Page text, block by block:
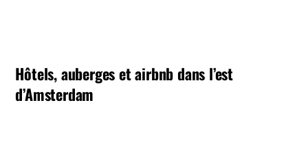
Hôtels, auberges et airbnb dans l’est
d’Amsterdam